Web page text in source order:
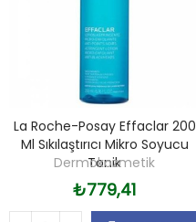
La Roche-Posay Effaclar 200
Ml Sıkılaştırıcı Mikro Soyucu
Tonik
Dermokozmetik
₺779,41